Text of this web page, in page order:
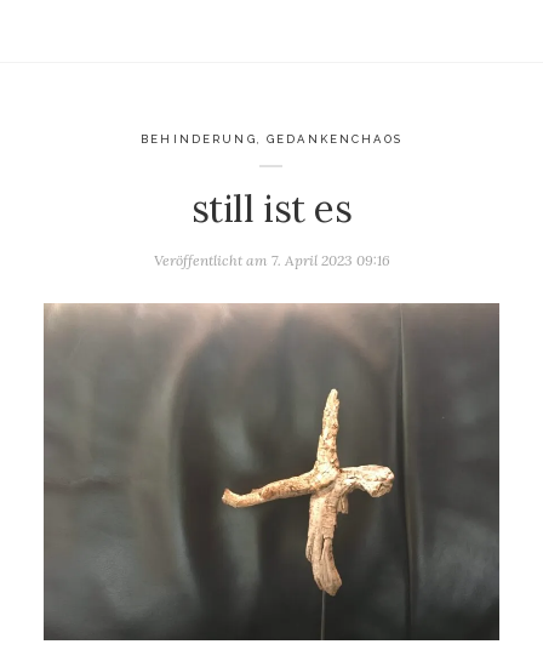
BEHINDERUNG, GEDANKENCHAOS
still ist es
Veröffentlicht am 7. April 2023 09:16